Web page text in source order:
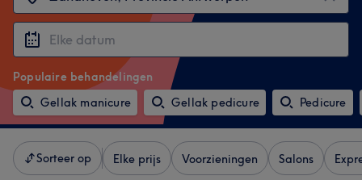
Populaire behandelingen
Gellak manicure
Gellak pedicure Pedicure
Sorteer op Elke prijs Voorzieningen Salons